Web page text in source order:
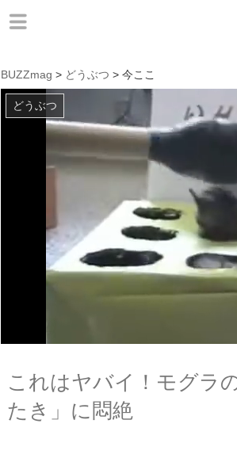
BUZZmag > どうぶつ > 今ここ
どうぶつ
これはヤバイ！モグラ
たき」に悶絶